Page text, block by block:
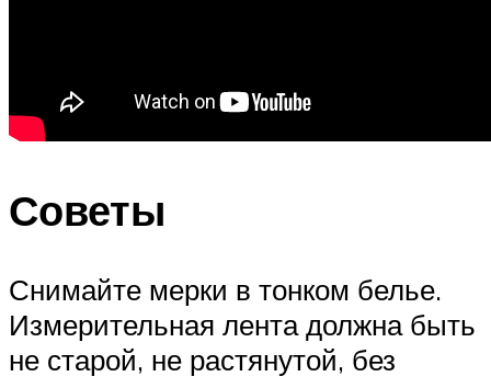
Советы
Снимайте мерки в тонком белье.
Измерительная лента должна быть
не старой, не растянутой, без